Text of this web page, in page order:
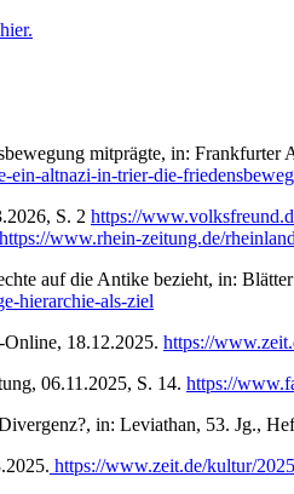
mitprägte, in: Frankfurter
altnazi-in-trier-die-
S. 2 https://
https://www.rhein-zeitung.de/
auf die Antike bezieht, in:
hierarchie-als-ziel
18.12.2025. https://
06.11.2025, S. 14. https://
in: Leviathan, 53. Jg.,
https://www.zeit.de/kultur/